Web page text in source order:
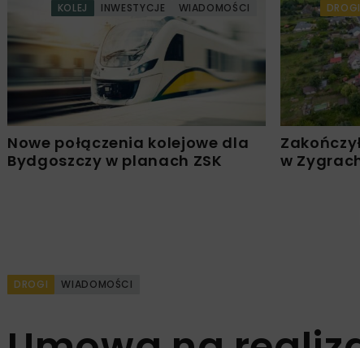
KOLEJ INWESTYCJE WIADOMOŚCI
Nowe połączenia kolejowe dla
Bydgoszczy w planach ZSK
DROGI
w
DROGI WIADOMOŚCI